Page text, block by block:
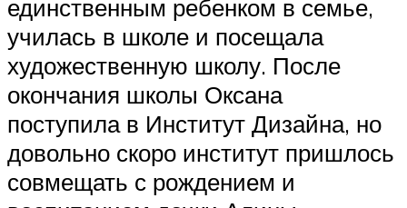
единственным ребенком в семье,
училась в школе и посещала
художественную школу. После
окончания школы Оксана
поступила в Институт Дизайна, но
довольно скоро институт пришлось
совмещать с рождением и